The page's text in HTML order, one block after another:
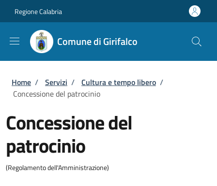
Regione Calabria
Comune di Girifalco
Briciole di pane
Home / Servizi / Cultura e tempo libero /
Concessione del patrocinio
Concessione del
patrocinio
(Regolamento dell'Amministrazione)